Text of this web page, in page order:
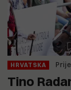
HRVATSKA
Tino